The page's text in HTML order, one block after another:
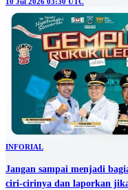
10 Jul 2026 03:30 UTC
INFORIAL
Jangan sampai menjadi
ciri-cirinya dan laporkan